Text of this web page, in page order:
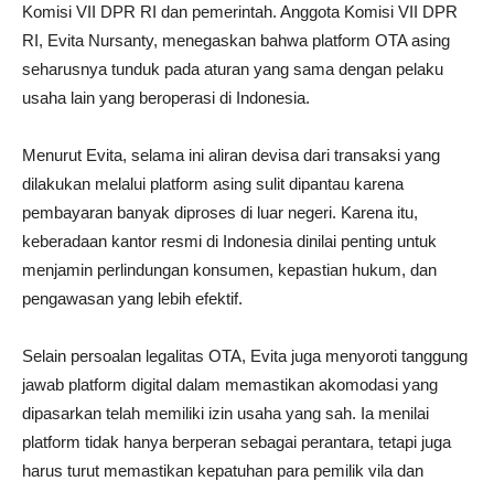
Komisi VII DPR RI dan pemerintah. Anggota Komisi VII DPR
RI, Evita Nursanty, menegaskan bahwa platform OTA asing
seharusnya tunduk pada aturan yang sama dengan pelaku
usaha lain yang beroperasi di Indonesia.
Menurut Evita, selama ini aliran devisa dari transaksi yang
dilakukan melalui platform asing sulit dipantau karena
pembayaran banyak diproses di luar negeri. Karena itu,
keberadaan kantor resmi di Indonesia dinilai penting untuk
menjamin perlindungan konsumen, kepastian hukum, dan
pengawasan yang lebih efektif.
Selain persoalan legalitas OTA, Evita juga menyoroti tanggung
jawab platform digital dalam memastikan akomodasi yang
dipasarkan telah memiliki izin usaha yang sah. Ia menilai
platform tidak hanya berperan sebagai perantara, tetapi juga
harus turut memastikan kepatuhan para pemilik vila dan